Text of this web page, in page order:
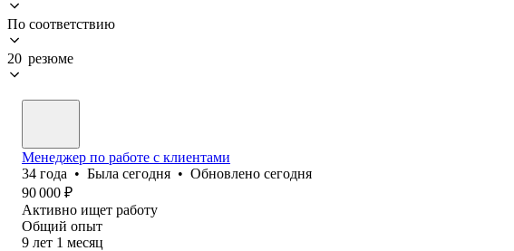
По соответствию
20 резюме
Менеджер по работе с клиентами
34 года • Была сегодня • Обновлено сегодня
90 000 ₽
Активно ищет работу
Общий опыт
9 лет 1 месяц